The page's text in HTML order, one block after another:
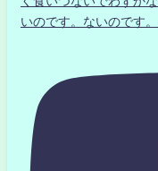
いのです。ないのです。